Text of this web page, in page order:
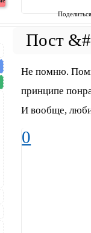
Не помню.
принципе
И вообще,
0